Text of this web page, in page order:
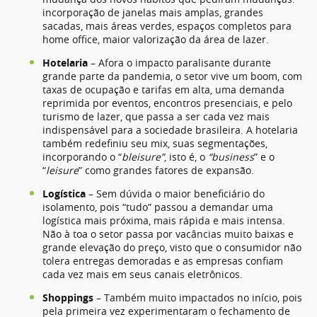
incorporação de janelas mais amplas, grandes
sacadas, mais áreas verdes, espaços completos para
home office, maior valorização da área de lazer.
Hotelaria – Afora o impacto paralisante durante
grande parte da pandemia, o setor vive um boom, com
taxas de ocupação e tarifas em alta, uma demanda
reprimida por eventos, encontros presenciais, e pelo
turismo de lazer, que passa a ser cada vez mais
indispensável para a sociedade brasileira. A hotelaria
também redefiniu seu mix, suas segmentações,
incorporando o “bleisure”, isto é, o “business” e o
“leisure” como grandes fatores de expansão.
Logística – Sem dúvida o maior beneficiário do
isolamento, pois “tudo” passou a demandar uma
logística mais próxima, mais rápida e mais intensa.
Não à toa o setor passa por vacâncias muito baixas e
grande elevação do preço, visto que o consumidor não
tolera entregas demoradas e as empresas confiam
cada vez mais em seus canais eletrônicos.
Shoppings – Também muito impactados no início, pois
pela primeira vez experimentaram o fechamento de